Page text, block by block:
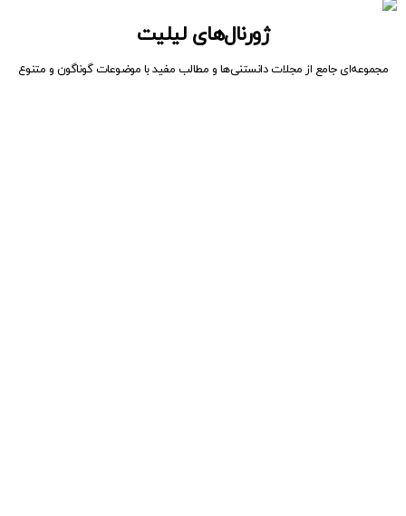
ژورنال‌های لیلیت
مجموعه‌ای جامع از مجلات دانستنی‌ها و مطالب مفید با موضوعات گوناگون و متنوع